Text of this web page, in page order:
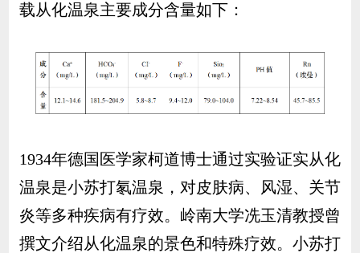
载从化温泉主要成分含量如下：
1934年德国医学家柯道博士通过实验证实从化
温泉是小苏打氡温泉，对皮肤病、风湿、关节
炎等多种疾病有疗效。岭南大学冼玉清教授曾
撰文介绍从化温泉的景色和特殊疗效。小苏打